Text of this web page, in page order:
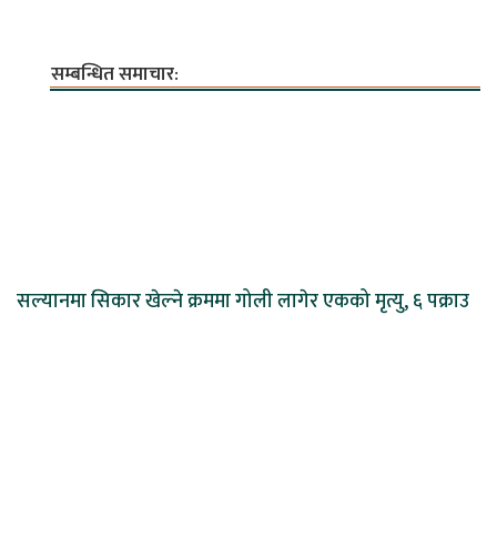
सम्बन्धित समाचार:
सल्यानमा सिकार खेल्ने क्रममा गोली लागेर एकको मृत्यु, ६ पक्राउ